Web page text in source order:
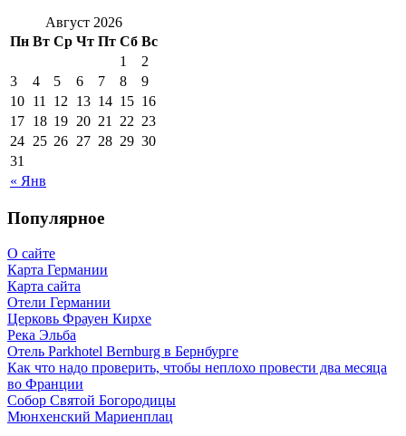
Август 2026
Пн Вт Ср Чт Пт Сб Вс
« Янв
1
2
3
4 5 6 7 8
9
10 11 12 13 14 15 16
17 18 19 20 21 22 23
24 25 26 27 28 29 30
31
Популярное
О сайте
Карта Германии
Карта сайта
Отели Германии
Церковь Фрауен Кирхе
Река Эльба
Отель Parkhotel Bernburg в Бернбурге
Как что надо проверить, чтобы неплохо провести два месяца
во Франции
Собор Святой Богородицы
Мюнхенский Мариенплац